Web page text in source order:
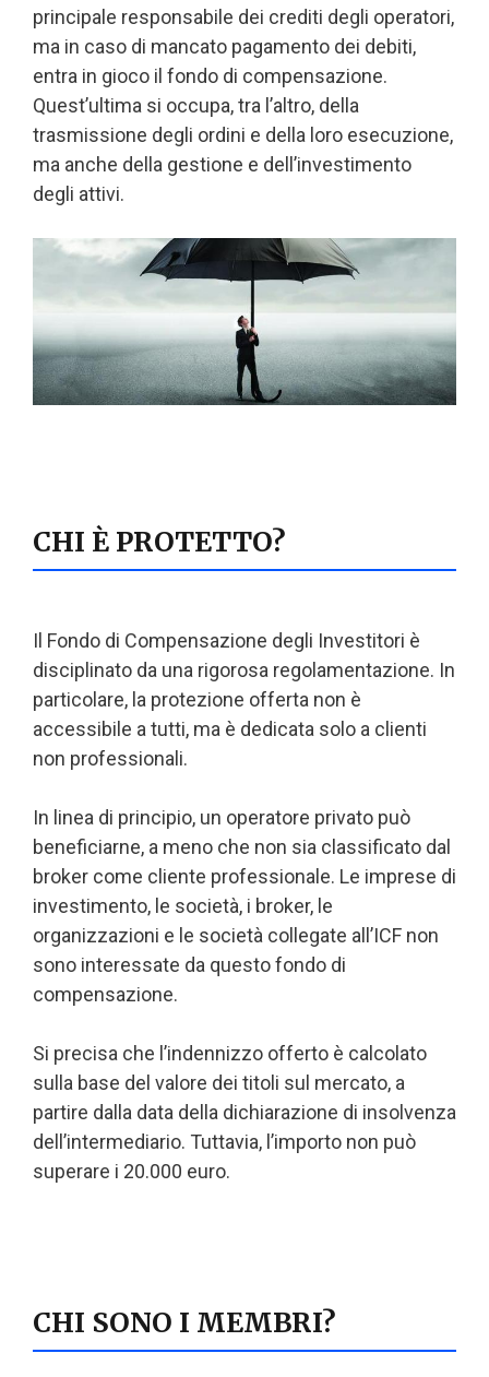
principale responsabile dei crediti degli operatori,
ma in caso di mancato pagamento dei debiti,
entra in gioco il fondo di compensazione.
Quest’ultima si occupa, tra l’altro, della
trasmissione degli ordini e della loro esecuzione,
ma anche della gestione e dell’investimento
degli attivi.
CHI È PROTETTO?
Il Fondo di Compensazione degli Investitori è
disciplinato da una rigorosa regolamentazione. In
particolare, la protezione offerta non è
accessibile a tutti, ma è dedicata solo a clienti
non professionali.
In linea di principio, un operatore privato può
beneficiarne, a meno che non sia classificato dal
broker come cliente professionale. Le imprese di
investimento, le società, i broker, le
organizzazioni e le società collegate all’ICF non
sono interessate da questo fondo di
compensazione.
Si precisa che l’indennizzo offerto è calcolato
sulla base del valore dei titoli sul mercato, a
partire dalla data della dichiarazione di insolvenza
dell’intermediario. Tuttavia, l’importo non può
superare i 20.000 euro.
CHI SONO I MEMBRI?